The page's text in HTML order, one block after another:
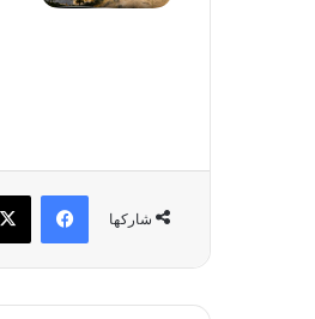
شاركها
فيسبوك